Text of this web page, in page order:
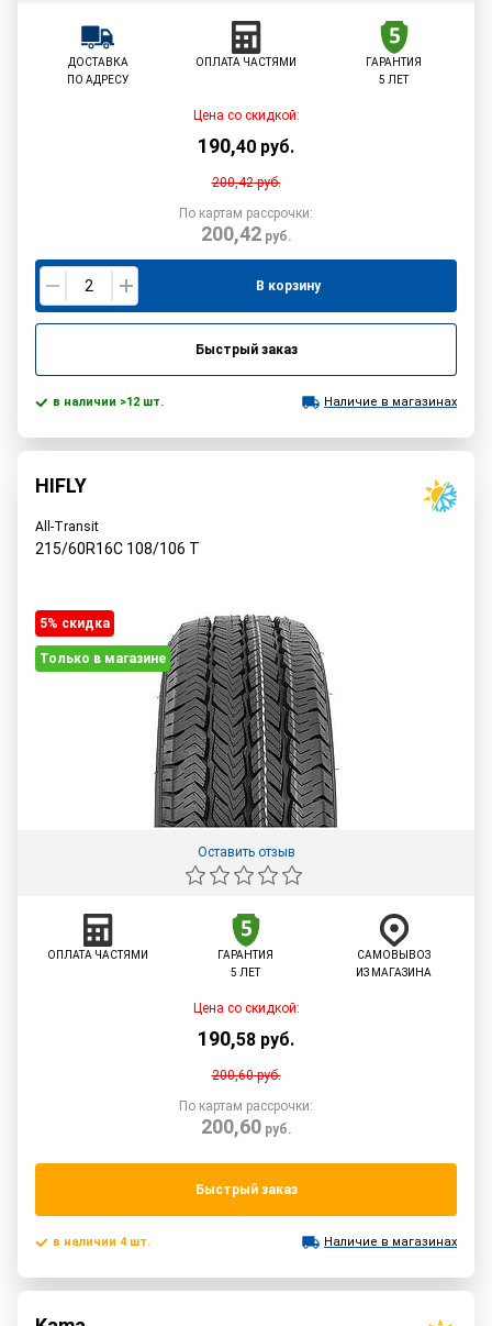
ДОСТАВКА
ПО АДРЕСУ
ОПЛАТА ЧАСТЯМИ
ГАРАНТИЯ
5 ЛЕТ
Цена со скидкой:
190,40 руб.
200,42руб.
По картам рассрочки:
200,42руб.
В корзину
Быстрый заказ
в наличии >12 шт. Наличие в магазинах
HIFLY
All-Transit
215/60R16C 108/106 T
5% cкидка
Только в магазине
Оставить отзыв
ОПЛАТА ЧАСТЯМИ
ГАРАНТИЯ
5 ЛЕТ
САМОВЫВОЗ
ИЗ МАГАЗИНА
Цена со скидкой:
190,58 руб.
200,60руб.
По картам рассрочки:
200,60руб.
Быстрый заказ
в наличии 4 шт. Наличие в магазинах